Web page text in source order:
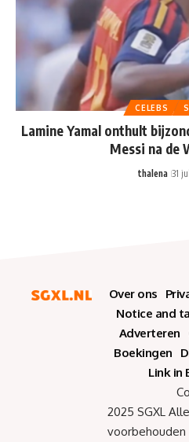
CELEBS
Lamine Yamal onthult
Messi na de
thalena 31
Over ons
Notice and
Adverteren
Boekingen
Link in
2025 SGXL
voorbehouden